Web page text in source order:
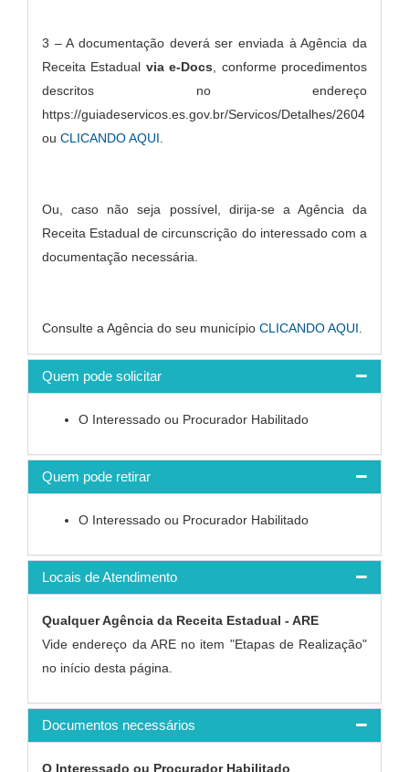
3 – A documentação deverá ser enviada à Agência da
Receita Estadual via e-Docs , conforme procedimentos
descritos no endereço
https://guiadeservicos.es.gov.br/Servicos/Detalhes/2604
ou CLICANDO AQUI
Ou, caso não seja possível, dirija-se a Agência da
Receita Estadual de circunscrição do interessado com a
documentação necessária.
Consulte a Agência do seu município CLICANDO AQUI
Quem pode solicitar
O Interessado ou Procurador Habilitado
Quem pode retirar
O Interessado ou Procurador Habilitado
Locais de Atendimento
Qualquer Agência da Receita Estadual - ARE
Vide endereço da ARE no item "Etapas de Realização"
no início desta página.
Documentos necessários
O Interessado ou Procurador Habilitado